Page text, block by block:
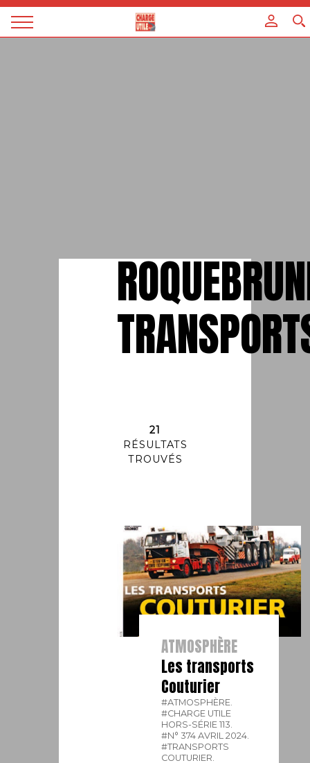
Magazine
21
RÉSULTATS
TROUVÉS
ATMOSPHÈRE
Les transports
Couturier
#ATMOSPHÈRE.
#CHARGE UTILE
HORS-SÉRIE 113.
#N° 374 AVRIL 2024.
#TRANSPORTS
COUTURIER.
Panneau de gestion des cookies